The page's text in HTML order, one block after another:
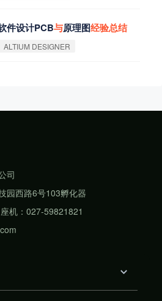
件设计PCB与原理图经验总结
ALTIUM DESIGNER
司
园西路6号103孵化器
机：027-59821821